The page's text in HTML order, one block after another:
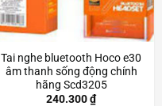
Tai nghe bluetooth Hoco e30
âm thanh sống động chính
hãng Scd3205
240.300₫